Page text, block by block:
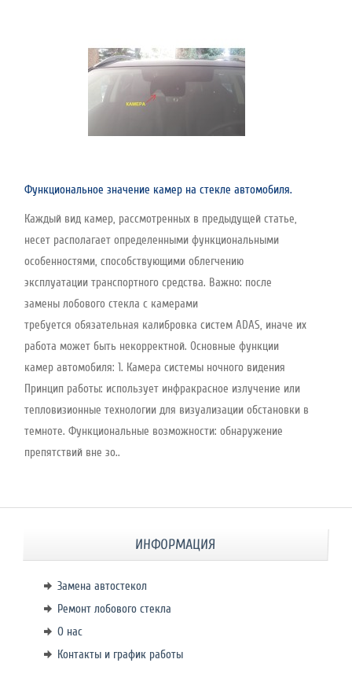
Функциональное значение камер на стекле автомобиля.
Каждый вид камер, рассмотренных в предыдущей статье,
несет располагает определенными функциональными
особенностями, способствующими облегчению
эксплуатации транспортного средства. Важно: после
замены лобового стекла с камерами
требуется обязательная калибровка систем ADAS, иначе их
работа может быть некорректной. Основные функции
камер автомобиля: 1. Камера системы ночного видения
Принцип работы: использует инфракрасное излучение или
тепловизионные технологии для визуализации обстановки в
темноте. Функциональные возможности: обнаружение
препятствий вне зо..
ИНФОРМАЦИЯ
Замена автостекол
Ремонт лобового стекла
О нас
Контакты и график работы